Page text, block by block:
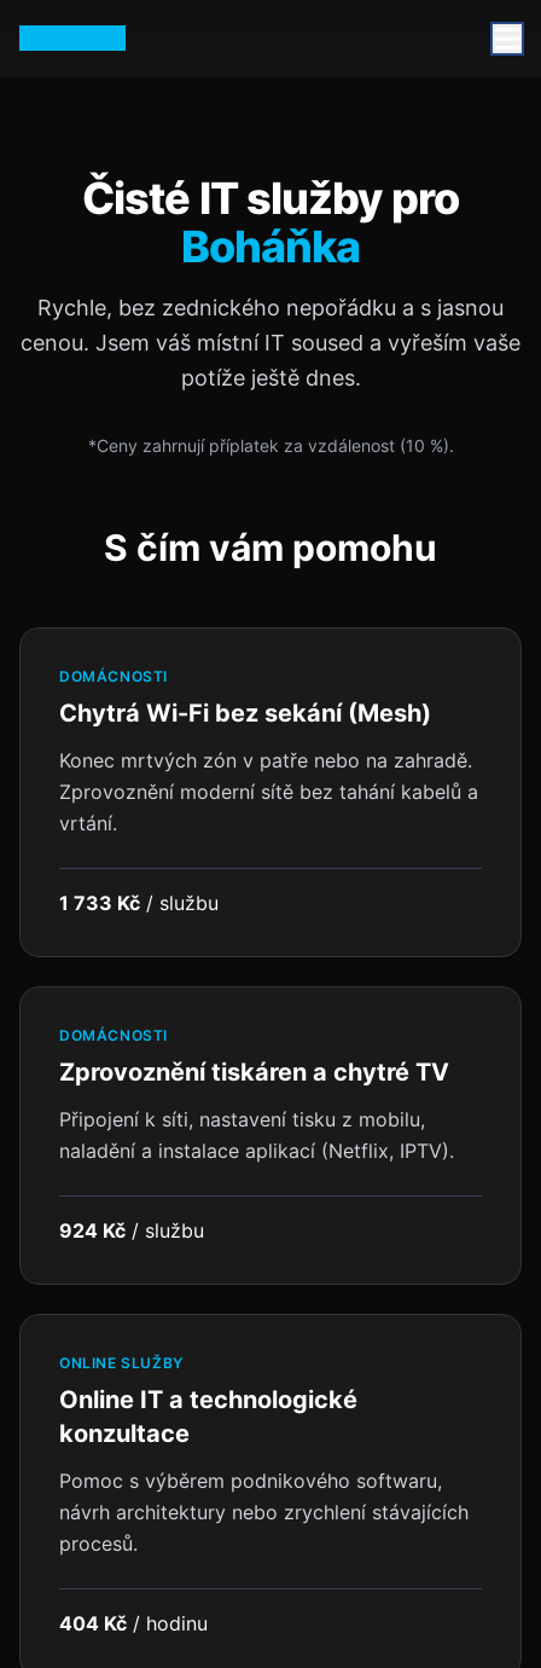
Čisté IT služby pro
Boháňka
Rychle, bez zednického nepořádku a s jasnou
cenou. Jsem váš místní IT soused a vyřeším vaše
potíže ještě dnes.
*Ceny zahrnují příplatek za vzdálenost (10 %).
S čím vám pomohu
DOMÁCNOSTI
Chytrá Wi-Fi bez sekání (Mesh)
Konec mrtvých zón v patře nebo na zahradě.
Zprovoznění moderní sítě bez tahání kabelů a
vrtání.
1 733 Kč / službu
DOMÁCNOSTI
Zprovoznění tiskáren a chytré TV
Připojení k síti, nastavení tisku z mobilu,
naladění a instalace aplikací (Netflix, IPTV).
924 Kč / službu
ONLINE SLUŽBY
Online IT a technologické
konzultace
Pomoc s výběrem podnikového softwaru,
návrh architektury nebo zrychlení stávajících
procesů.
404 Kč / hodinu